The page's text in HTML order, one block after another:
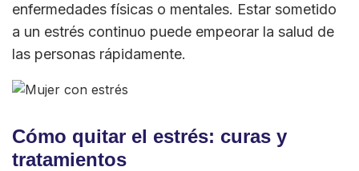
enfermedades físicas o mentales. Estar sometido
a un estrés continuo puede empeorar la salud de
las personas rápidamente.
Cómo quitar el estrés: curas y
tratamientos